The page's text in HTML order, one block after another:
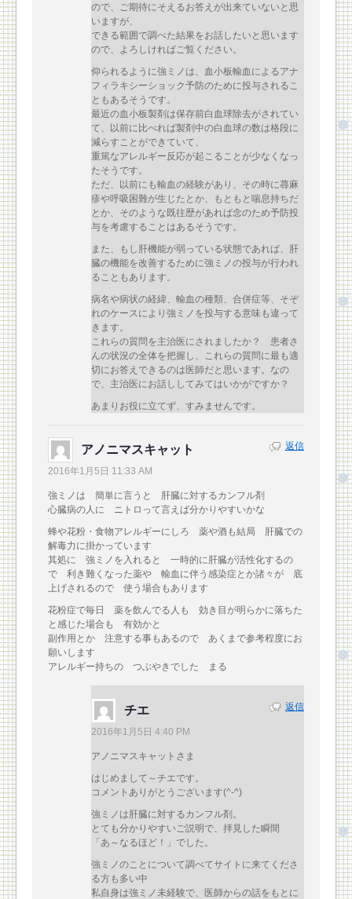
ので、ご期待にそえるお答えが出来ていないと思
いますが、
できる範囲で調べた結果をお話したいと思います
ので、よろしければご覧ください。
仰られるように強ミノは、血小板輸血によるアナ
フィラキシーショック予防のために投与されるこ
ともあるそうです。
最近の血小板製剤は保存前白血球除去がされてい
て、以前に比べれば製剤中の白血球の数は格段に
減らすことができていて、
重篤なアレルギー反応が起こることが少なくなっ
たそうです。
ただ、以前にも輸血の経験があり、その時に蕁麻
疹や呼吸困難が生じたとか、もともと喘息持ちだ
とか、そのような既往歴があれば念のため予防投
与を考慮することはあるそうです。
また、もし肝機能が弱っている状態であれば、肝
臓の機能を改善するために強ミノの投与が行われ
ることもあります。
病名や病状の経緯、輸血の種類、合併症等、そぞ
れのケースにより強ミノを投与する意味も違って
きます。
これらの質問を主治医にされましたか？ 患者さ
んの状況の全体を把握し、これらの質問に最も適
切にお答えできるのは医師だと思います。なの
で、主治医にお話ししてみてはいかがですか？
あまりお役に立てず、すみませんです。
アノニマスキャット
2016年1月5日 11:33 AM
強ミノは 簡単に言うと 肝臓に対するカンフル剤
心臓病の人に ニトロって言えば分かりやすいかな
蜂や花粉・食物アレルギーにしろ 薬や酒も結局 肝臓での
解毒力に掛かっています
其処に 強ミノを入れると 一時的に肝臓が活性化するの
で 利き難くなった薬や 輸血に伴う感染症とか諸々が 底
上げされるので 使う場合もあります
花粉症で毎日 薬を飲んでる人も 効き目が明らかに落ちた
と感じた場合も 有効かと
副作用とか 注意する事もあるので あくまで参考程度にお
願いします
アレルギー持ちの つぶやきでした まる
返信
チエ
2016年1月5日 4:40 PM
アノニマスキャットさま
はじめまして～チエです。
コメントありがとうございます(^-^)
強ミノは肝臓に対するカンフル剤。
とても分かりやすいご説明で、拝見した瞬間
「あ～なるほど！」でした。
強ミノのことについて調べてサイトに来てくださ
る方も多い中
私自身は強ミノ未経験で、医師からの話をもとに
返信